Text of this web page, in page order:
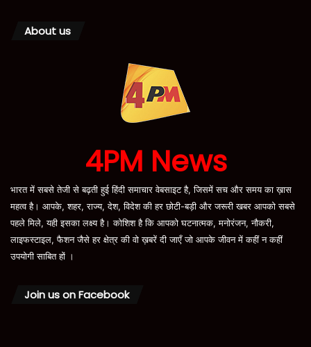
About us
4PM News
भारत में सबसे तेजी से बढ़ती हुई हिंदी समाचार वेबसाइट है, जिसमें सच और समय का ख़ास
महत्व है। आपके, शहर, राज्य, देश, विदेश की हर छोटी-बड़ी और जरूरी खबर आपको सबसे
पहले मिले, यही इसका लक्ष्य है। कोशिश है कि आपको घटनात्मक, मनोरंजन, नौकरी,
लाइफस्टाइल, फैशन जैसे हर क्षेत्र की वो ख़बरें दी जाएँ जो आपके जीवन में कहीं न कहीं
उपयोगी साबित हों ।
Join us on Facebook